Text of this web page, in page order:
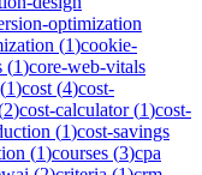
optimization
(1)cookie-
(1)core-web-vitals
(1)cost (4)cost-
2)cost-calculator(1)cost-
(1)cost-savings
(1)courses (3)cpa